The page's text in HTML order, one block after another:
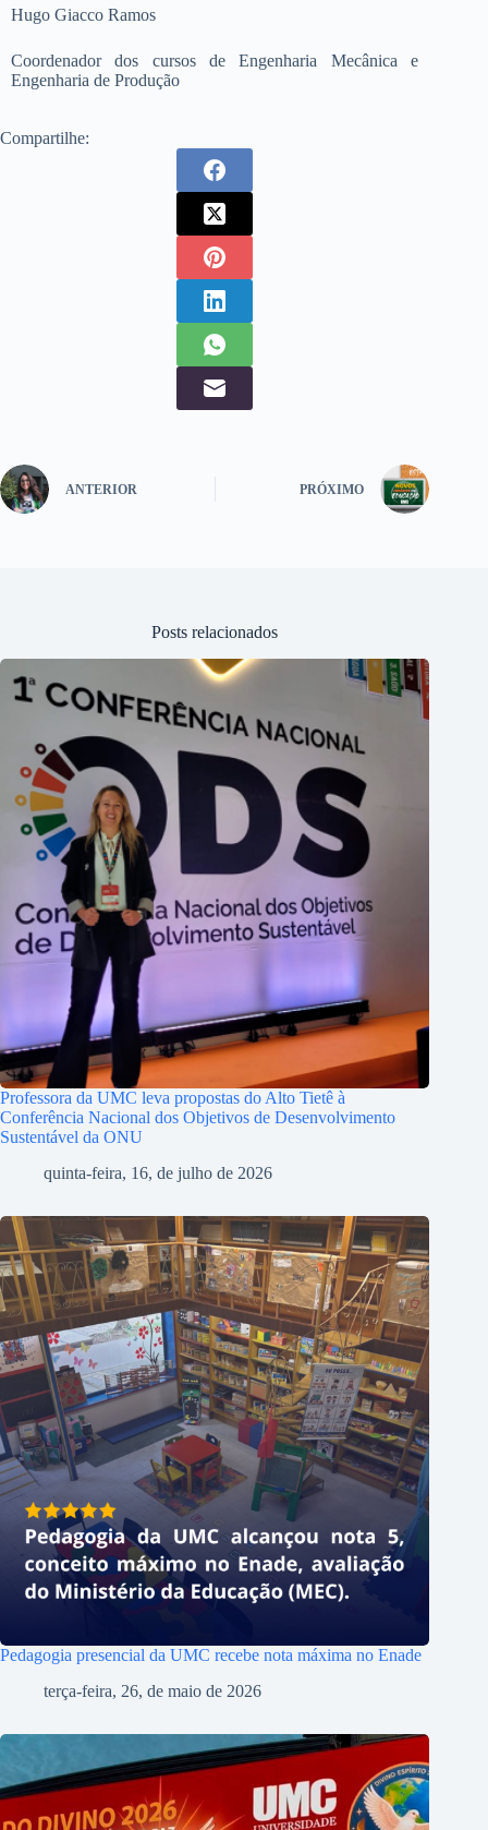
Hugo Giacco Ramos
Coordenador dos cursos de Engenharia Mecânica e
Engenharia de Produção
Compartilhe:
ANTERIOR PRÓXIMO
Posts relacionados
Professora da UMC leva propostas do Alto Tietê à
Conferência Nacional dos Objetivos de Desenvolvimento
Sustentável da ONU
quinta-feira, 16, de julho de 2026
Pedagogia presencial da UMC recebe nota máxima no Enade
terça-feira, 26, de maio de 2026